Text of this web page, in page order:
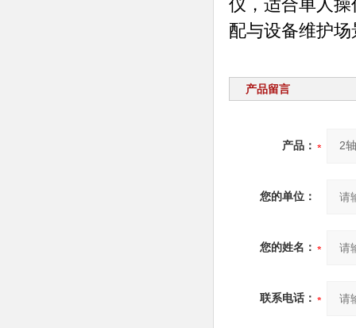
仪，适合单人
配与设备维护场
产品留言
产品：
您的单位：
您的姓名：
联系电话：